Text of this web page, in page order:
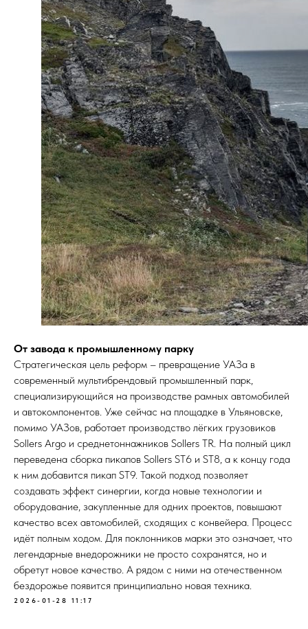
От завода к промышленному парку
Стратегическая цель реформ – превращение УАЗа в
современный мультибрендовый промышленный парк,
специализирующийся на производстве рамных автомобилей
и автокомпонентов. Уже сейчас на площадке в Ульяновске,
помимо УАЗов, работает производство лёгких грузовиков
Sollers Argo и среднетоннажников Sollers TR. На полный цикл
переведена сборка пикапов Sollers ST6 и ST8, а к концу года
к ним добавится пикап ST9. Такой подход позволяет
создавать эффект синергии, когда новые технологии и
оборудование, закупленные для одних проектов, повышают
качество всех автомобилей, сходящих с конвейера. Процесс
идёт полным ходом. Для поклонников марки это означает, что
легендарные внедорожники не просто сохранятся, но и
обретут новое качество. А рядом с ними на отечественном
бездорожье появится принципиально новая техника.
2026-01-28 11:17